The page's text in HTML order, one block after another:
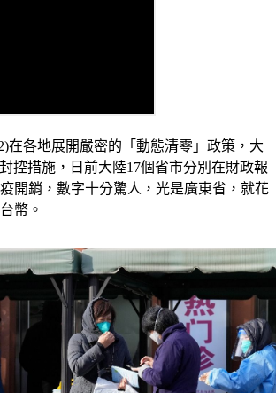
在各地展開嚴密的「動態清零」政策，大
控措施，日前大陸17個省市分別在財政報
開銷，數字十分驚人，光是廣東省，就花